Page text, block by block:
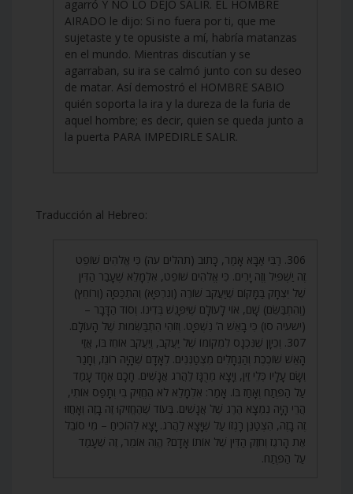
agarró Y NO LO DEJÓ SALIR. EL HOMBRE
AIRADO le dijo: Si no fuera por ti, que me
sujetaste y te opusiste a mí, habría matanzas
en el mundo. Mientras discutían y se
agarraban, su ira se calmó junto con su deseo
de matar. Así demostró el HOMBRE SABIO
quién soporta la ira y la dureza de la furia de
aquel hombre; es decir, quien se queda junto a
la puerta PARA IMPEDIRLE SALIR.
Traducción al Hebreo:
306. רַבִּי אַבָּא אָמַר, כָּתוּב (תהלים עה) כִּי אֱלֹהִים שׁוֹפֵט
זֶה יַשְׁפִּיל וְזֶה יָרִים. כִּי אֱלֹהִים שׁוֹפֵט, אִלְמָלֵא שֶׁעָבַר הַדִּין
שֶׁל יִצְחָק בַּמָּקוֹם שֶׁיַּעֲקֹב שׁוֹרֶה (וְנִרְפָּא) וְהִתְכַּסָּה (וְרוֹחֵץ)
(וְהִתְבַּשֵּׂם) שָׁם, אוֹי לָעוֹלָם שֶׁיִּפָּגֵשׁ בְּדִינוֹ. וְסוֹד הַדָּבָר –
(ישעיה סו) כִּי בָאֵשׁ ה’ נִשְׁפָּט. וְזוֹהִי הִתְבַּשְּׂמוּת שֶׁל הָעוֹלָם.
307. וְכֵיוָן שֶׁנִּכְנָס לִמְקוֹמוֹ שֶׁל יַעֲקֹב, וְיַעֲקֹב אוֹחֵז בּוֹ, אֲזַי
הָאֵשׁ שׁוֹכֶכֶת וְהַגֶּחָלִים מִצְטַנְּנִים. לְאָדָם שֶׁהָיָה רוֹגֵז, וְחָגַר
וְשָׂם עָלָיו כְּלֵי זַיִן, וְיָצָא מְרֻגָּז לַהֲרֹג אֲנָשִׁים. חָכָם אֶחָד עָמַד
עַל הַפֶּתַח וְאָחַז בּוֹ. אָמַר: אִלְמָלֵא לֹא הֶחֱזִיק בִּי וְתָפַס אוֹתִי,
הֲרֵי הָיָה נִמְצָא הֶרֶג שֶׁל אֲנָשִׁים. בְּעוֹד שֶׁהֶחֱזִיקוּ זֶה בָזֶה וְאָחֲזוּ
זֶה בָזֶה, הִצְטַנֵּן רָגְזוֹ עַל שֶׁיָּצָא לַהֲרֹג. יָצָא לְהוֹכִיחַ – מִי סוֹבֵל
אֶת הָרֹגֶז וְחֹזֶק הַדִּין שֶׁל אוֹתוֹ אָדָם? הֱוֵה אוֹמֵר, זֶה שֶׁעָמַד
עַל הַפֶּתַח.